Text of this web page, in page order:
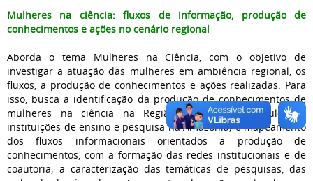
Mulheres na ciência: fluxos de informação, produção de
conhecimentos e ações no cenário regional
Aborda o tema Mulheres na Ciência, com o objetivo de
investigar a atuação das mulheres em ambiência regional, os
fluxos, a produção de conhecimentos e ações realizadas. Para
isso, busca a identificação da produção de conhecimentos de
mulheres na ciência na Região Norte, com vínculo em
instituições de ensino e pesquisa na Amazônia; o mapeamento
dos fluxos informacionais orientados a produção de
conhecimentos, com a formação das redes institucionais e de
coautoria; a caracterização das temáticas de pesquisas, das